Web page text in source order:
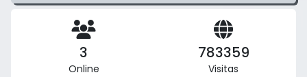
3
Online
783359
Visitas